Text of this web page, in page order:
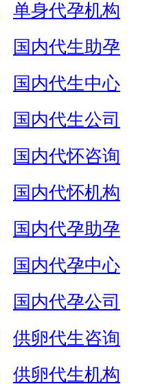
单身代孕机构
国内代生助孕
国内代生中心
国内代生公司
国内代怀咨询
国内代怀机构
国内代孕助孕
国内代孕中心
国内代孕公司
供卵代生咨询
供卵代生机构